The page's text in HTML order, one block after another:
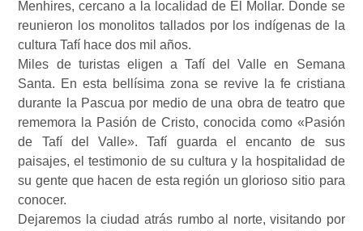
Menhires, cercano a la localidad de El Mollar. Donde se
reunieron los monolitos tallados por los indígenas de la
cultura Tafí hace dos mil años.
Miles de turistas eligen a Tafí del Valle en Semana
Santa. En esta bellísima zona se revive la fe cristiana
durante la Pascua por medio de una obra de teatro que
rememora la Pasión de Cristo, conocida como «Pasión
de Tafí del Valle». Tafí guarda el encanto de sus
paisajes, el testimonio de su cultura y la hospitalidad de
su gente que hacen de esta región un glorioso sitio para
conocer.
Dejaremos la ciudad atrás rumbo al norte, visitando por